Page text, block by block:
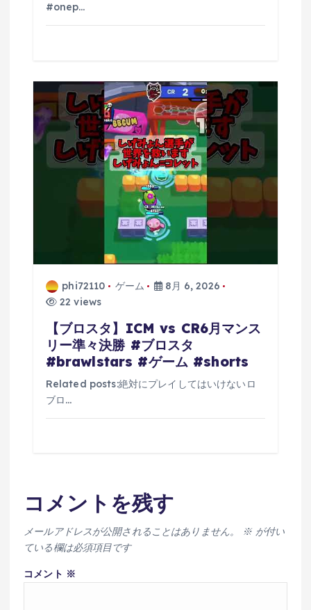
#onep…
phi72110 ゲーム
8月 6, 2026
22 views
【ブロスタ】ICM vs CR6月マンス
リー準々決勝 #ブロスタ
#brawlstars #ゲーム #shorts
Related posts:絶対にプレイしてはいけないロ
ブロ…
コメントを残す
メールアドレスが公開されることはありません。 ※が付い
ている欄は必須項目です
コメント ※